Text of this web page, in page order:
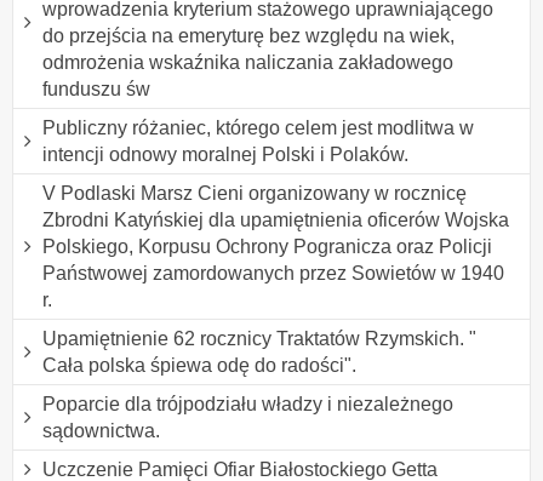
wprowadzenia kryterium stażowego uprawniającego
do przejścia na emeryturę bez względu na wiek,
odmrożenia wskaźnika naliczania zakładowego
funduszu św
Publiczny różaniec, którego celem jest modlitwa w
intencji odnowy moralnej Polski i Polaków.
V Podlaski Marsz Cieni organizowany w rocznicę
Zbrodni Katyńskiej dla upamiętnienia oficerów Wojska
Polskiego, Korpusu Ochrony Pogranicza oraz Policji
Państwowej zamordowanych przez Sowietów w 1940
r.
Upamiętnienie 62 rocznicy Traktatów Rzymskich. "
Cała polska śpiewa odę do radości".
Poparcie dla trójpodziału władzy i niezależnego
sądownictwa.
Uczczenie Pamięci Ofiar Białostockiego Getta